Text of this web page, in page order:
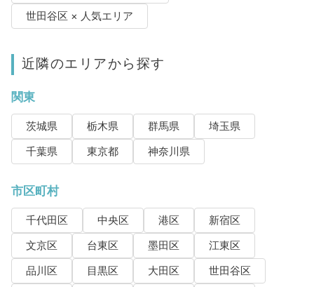
世田谷区 × 人気エリア
近隣のエリアから探す
関東
茨城県 栃木県 群馬県
埼玉県
千葉県
東京都 神奈川県
市区町村
千代田区 中央区 港区
新宿区
文京区
台東区 墨田区
江東区
品川区
目黒区 大田区
世田谷区